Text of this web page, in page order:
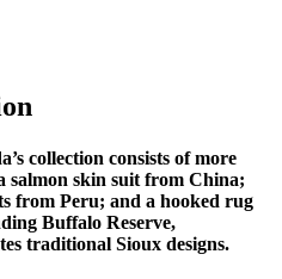
collection consists of more
salmon skin suit from China;
from Peru; and a hooked rug
Buffalo Reserve,
traditional Sioux designs.